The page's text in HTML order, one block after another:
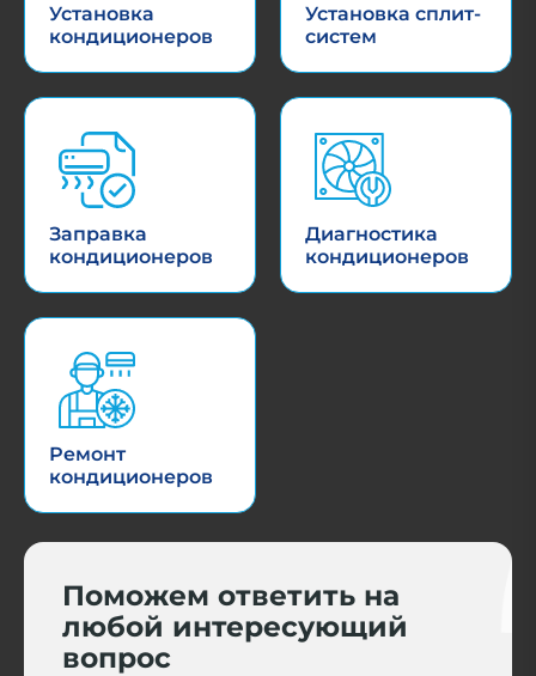
Установка
кондиционеров
Установка сплит-
систем
Заправка
кондиционеров
Диагностика
кондиционеров
Ремонт
кондиционеров
Поможем ответить на
любой интересующий
вопрос